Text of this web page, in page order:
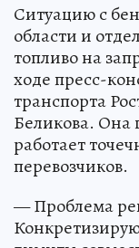
Ситуацию с
области и
топливо на
ходе пресс-
транспорта
Беликова. Она
работает
перевозчиков.
— Проблема